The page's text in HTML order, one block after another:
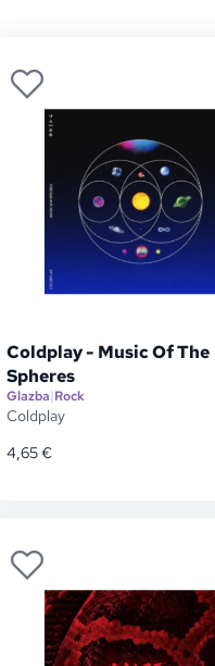
Coldplay - Music Of The
Spheres
Glazba|Rock
Coldplay
4,65€